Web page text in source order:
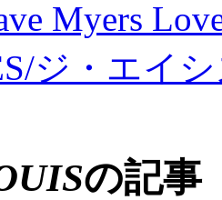
Myers
ジ・エイ
の記事